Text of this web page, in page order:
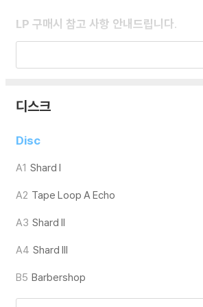
LP 구매시 참고 사항 안내드립니다.
1) 제작/배송 과정에 따라 경미한 재킷 주름, 모
2) 디스크 라벨은 공정상 매끄럽게 부착되지 않
3) 일본 제작 LP는 대부분 겉비닐이 밀봉되어 있
4) 디지털 다운로드 코드는 본사에서 공지 없이
※ 재생 불량
기기 문제로 인해 발생하는 재생 불량 현상에
2) 디스크는 정전기와 먼지로 인해 재생이 원활
1) 열을 가하여 제작하는 바이닐 공정 특성상
재생이 불안정한 경우 스태빌라이저를 사용하
디스크
Disc
A1 Shard I
A2 Tape Loop A Echo
A3 Shard II
A4 Shard III
B5 Barbershop